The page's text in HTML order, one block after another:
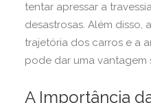
tentar apressar a
desastrosas. Além disso,
trajetória dos carros e a
pode dar uma vantagem
A Importância